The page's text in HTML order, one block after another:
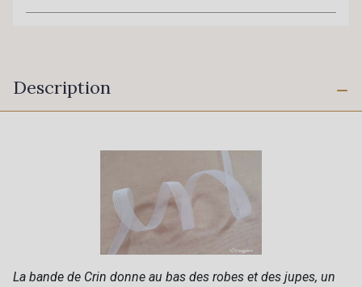
Description
La bande de Crin donne au bas des robes et des jupes, un